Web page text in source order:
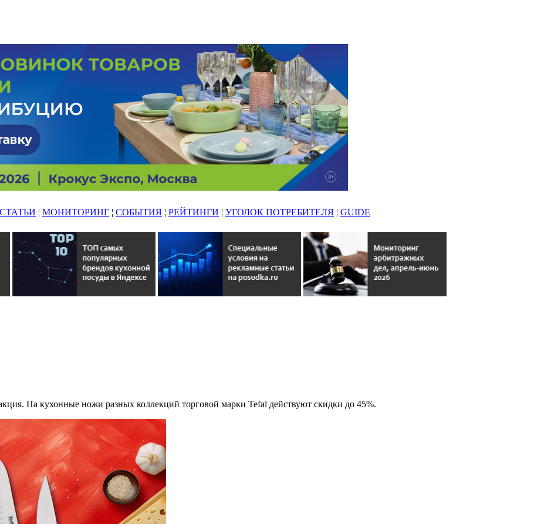
СТАТЬИ ¦ МОНИТОРИНГ ¦ СОБЫТИЯ ¦ РЕЙТИНГИ ¦ УГОЛОК ПОТРЕБИТЕЛЯ ¦ GUIDE
На кухонные ножи разных коллекций торговой марки Tefal действуют скидки до 45%.